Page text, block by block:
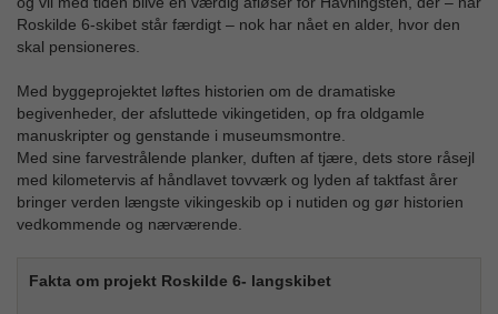
Roskilde 6-skibet står færdigt – nok har nået en alder, hvor den
skal pensioneres.
Med byggeprojektet løftes historien om de dramatiske
begivenheder, der afsluttede vikingetiden, op fra oldgamle
manuskripter og genstande i museumsmontre.
Med sine farvestrålende planker, duften af tjære, dets store råsejl
med kilometervis af håndlavet tovværk og lyden af taktfast årer
bringer verden længste vikingeskib op i nutiden og gør historien
vedkommende og nærværende.
Fakta om projekt Roskilde 6- langskibet